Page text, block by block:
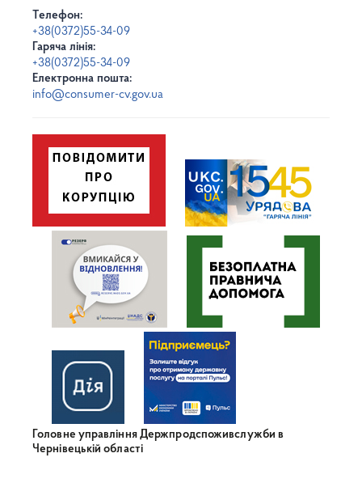
Телефон:
+38(0372)55-34-09
Гаряча лінія:
+38(0372)55-34-09
Електронна пошта:
info@consumer-cv.gov.ua
Головне управління Держпродспоживслужби в
Чернівецькій області